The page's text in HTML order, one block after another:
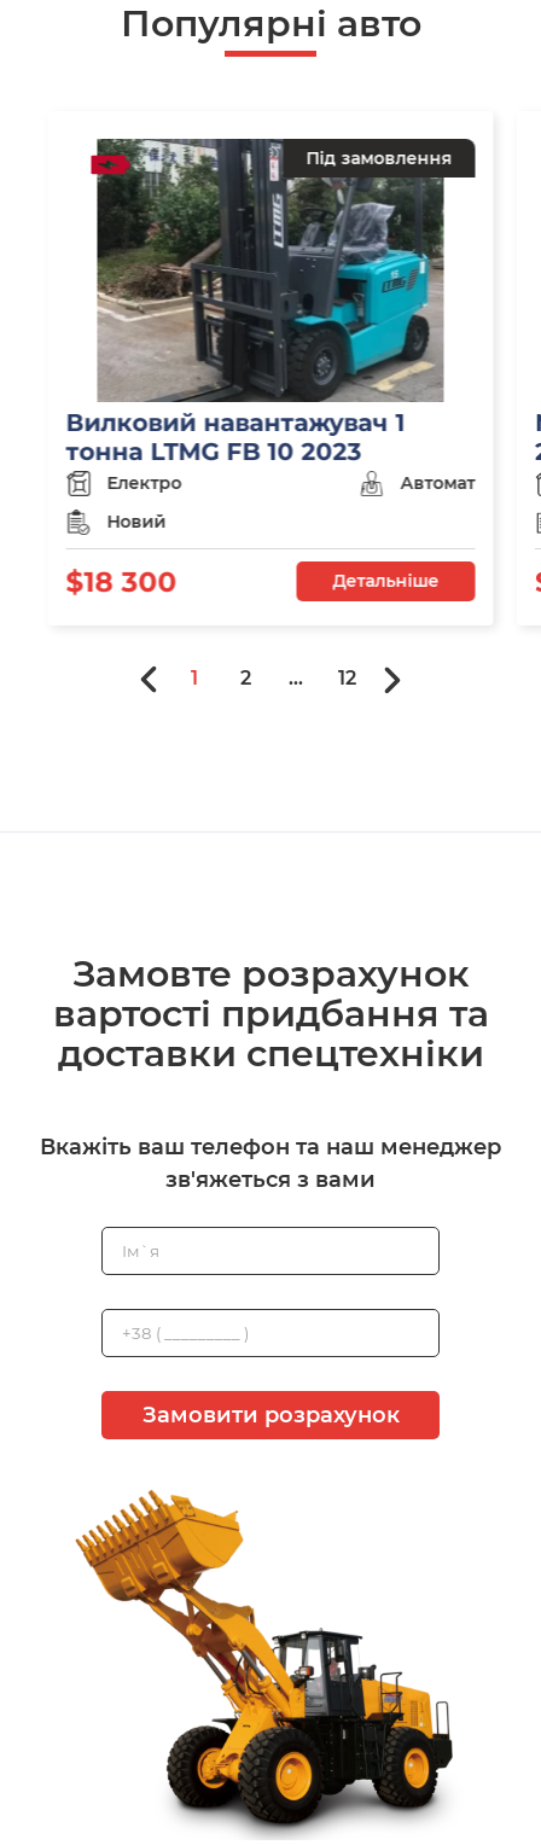
Популярнi авто
Під замовлення
Вилковий навантажувач 1
тонна LTMG FB 10 2023
Електро
Автомат
Новий
$18 300 Детальніше
1 2 ... 12
Замовте розрахунок
вартості придбання та
доставки спецтехніки
Вкажіть ваш телефон та наш менеджер
зв'яжеться з вами
Замовити розрахунок